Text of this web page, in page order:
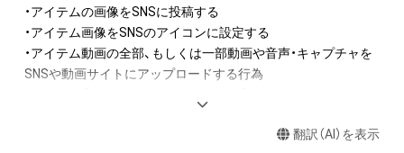
・アイテムの画像をSNSに投稿する
・アイテム画像をSNSのアイコンに設定する
・アイテム動画の全部、もしくは一部動画や音声・キャプチャを
SNSや動画サイトにアップロードする行為
・アイテムの画像を使用してメッセージカードを制作し友達に
翻訳（AI）を表示